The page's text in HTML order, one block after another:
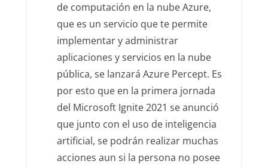
de computación en la nube Azure,
que es un servicio que te permite
implementar y administrar
aplicaciones y servicios en la nube
pública, se lanzará Azure Percept. Es
por esto que en la primera jornada
del Microsoft Ignite 2021 se anunció
que junto con el uso de inteligencia
artificial, se podrán realizar muchas
acciones aun si la persona no posee